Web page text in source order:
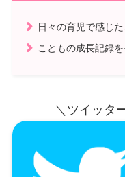
日々の育児で感じ
こともの成長記録を
＼ツイッタ